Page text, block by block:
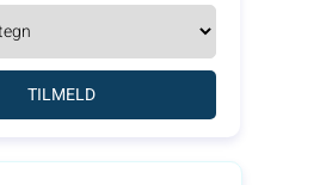
TILMELD